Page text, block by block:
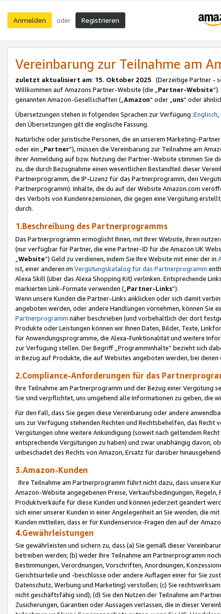
Anmelden oder Registrieren
Vereinbarung zur Teilnahme am
zuletzt aktualisiert am: 15. Oktober 2025 (Derzeitige Partner -
Willkommen auf Amazons Partner-Website (die „Partner-Website
genannten Amazon-Gesellschaften („Amazon“ oder „uns“ oder
Übersetzungen stehen in folgenden Sprachen zur Verfügung :Englisch,
den Übersetzungen gilt die englische Fassung.
Natürliche oder juristische Personen, die an unserem Marketing-
oder ein „Partner“), müssen die Vereinbarung zur Teilnahme am
Ihrer Anmeldung auf bzw. Nutzung der Partner-Website stimmen Sie
zu, die durch Bezugnahme einen wesentlichen Bestandteil dieser
Partnerprogramm, die IP-Lizenz für das Partnerprogramm, den
Partnerprogramm). Inhalte, die du auf der Website Amazon.com
des Verbots von Kundenrezensionen, die gegen eine Vergütung
durch.
1.Beschreibung des Partnerprogramms
Das Partnerprogramm ermöglicht Ihnen, mit Ihrer Website, Ihren
(nur verfügbar für Partner, die eine Partner-ID für die Amazon UK
Website“) Geld zu verdienen, indem Sie Ihre Website mit einer der in
ist, einer anderen im Vergütungskatalog für das Partnerprogramm
Alexa Skill (über das Alexa Shopping Kit) verlinken. Entsprechende
markierten Link-Formate verwenden („ Partner-Links“).
Wenn unsere Kunden die Partner-Links anklicken oder sich damit
angeboten werden, oder andere Handlungen vornehmen, können Sie
Partnerprogramm näher beschrieben (und vorbehaltlich der dort
Produkte oder Leistungen können wir Ihnen Daten, Bilder, Texte,
für Anwendungsprogramme, die Alexa-Funktionalität und weitere
zur Verfügung stellen. Der Begriff „Programminhalte“ bezieht sich
in Bezug auf Produkte, die auf Websites angeboten werden, bei
2.Compliance-Anforderungen für das
Ihre Teilnahme am Partnerprogramm und der Bezug einer Vergütung
Sie sind verpflichtet, uns umgehend alle Informationen zu geben, die
Für den Fall, dass Sie gegen diese Vereinbarung oder andere
uns zur Verfügung stehenden Rechten und Rechtsbehelfen, das
Vergütungen ohne weitere Ankündigung (soweit nach geltendem
entsprechende Vergütungen zu haben) und zwar unabhängig davon,
unbeschadet des Rechts von Amazon, Ersatz für darüber
3.Amazon-Kunden
Ihre Teilnahme am Partnerprogramm führt nicht dazu, dass unsere
Amazon-Website angegebenen Preise, Verkaufsbedingungen,
Produktverkäufe für diese Kunden und können jederzeit geändert
sich einer unserer Kunden in einer Angelegenheit an Sie wenden, die
Kunden mitteilen, dass er für Kundenservice-Fragen den auf der
4.Gewährleistungen
Sie gewährleisten und sichern zu, dass (a) Sie gemäß dieser
betreiben werden; (b) weder Ihre Teilnahme am Partnerprogramm
Bestimmungen, Verordnungen, Vorschriften, Anordnungen,
Gerichtsurteile und -beschlüsse oder andere Auflagen einer für Sie
Datenschutz, Werbung und Marketing) verstoßen; (c) Sie
nicht geschäftsfähig sind); (d) Sie den Nutzen der Teilnahme am
Zusicherungen, Garantien oder Aussagen verlassen, die in dieser